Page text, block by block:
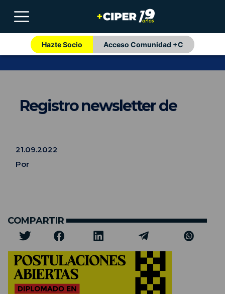
Hazte Socio Acceso Comunidad +C
Registro newsletter de
21.09.2022
Por
COMPARTIR